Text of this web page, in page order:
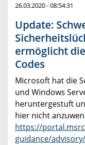
26.03.2020 - 08:54:31
Update:
ermöglicht
Codes
Microsoft hat die
und Windows
heruntergestuft
hier nicht
https://
guidance/